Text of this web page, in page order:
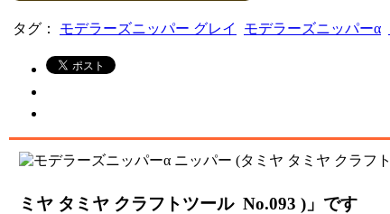
タグ： モデラーズニッパー グレイ モデラーズニッパーα
ミヤ タミヤ クラフトツール No.093 )」です